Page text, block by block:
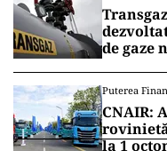
de gaze
Puterea
CNAIR:
la 1